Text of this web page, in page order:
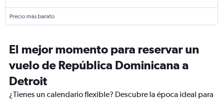
Precio más barato
El mejor momento para reservar un
vuelo de República Dominicana a
Detroit
¿Tienes un calendario flexible? Descubre la época ideal para